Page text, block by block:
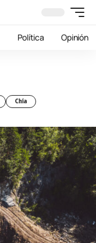
Política Opinión
Chía